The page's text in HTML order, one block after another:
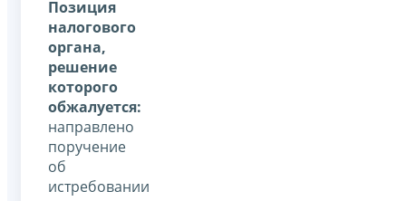
Позиция
налогового
органа,
решение
которого
обжалуется:
направлено
поручение
об
истребовании